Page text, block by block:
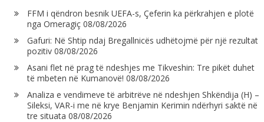
FFM i qëndron besnik UEFA-s, Çeferin ka përkrahjen e plotë
nga Omeragiç 08/08/2026
Gafuri: Në Shtip ndaj Bregallnicës udhëtojmë për një rezultat
pozitiv 08/08/2026
Asani flet në prag të ndeshjes me Tikveshin: Tre pikët duhet
të mbeten në Kumanovë! 08/08/2026
Analiza e vendimeve të arbitrëve në ndeshjen Shkëndija (H) –
Sileksi, VAR-i me në krye Benjamin Kerimin ndërhyri saktë në
tre situata 08/08/2026